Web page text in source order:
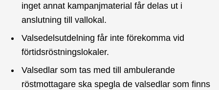
inget annat kampanjmaterial får delas ut i
anslutning till vallokal.
Valsedelsutdelning får inte förekomma vid
förtidsröstningslokaler.
Valsedlar som tas med till ambulerande
röstmottagare ska spegla de valsedlar som finns